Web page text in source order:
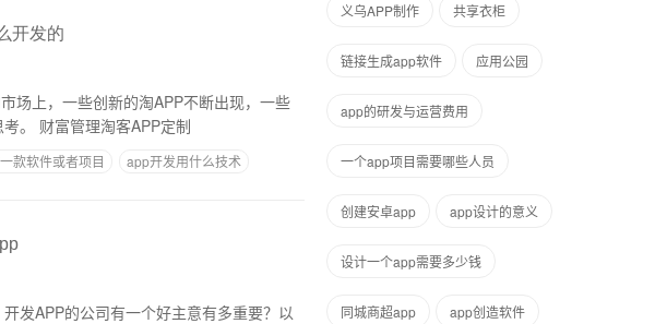
开发的
场上，一些创新的淘APP不断出现，一些
淘APP的下载量接近百万。虽然有些不能成为潮流和主流，但值得思考。 财富管理淘客APP定制
款软件或者项目
app开发用什么技术
发APP的公司有一个好主意有多重要？以
义乌APP制作 共享衣柜
链接生成app软件 ​应用公园
app的研发与运营费用
一个app项目需要哪些人员
创建安卓app app设计的意义
设计一个app需要多少钱
同城商超app app创造软件